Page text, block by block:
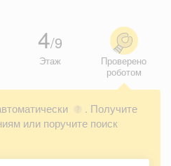
4/9
Этаж
Проверено
роботом
?
. Получите
или поручите поиск